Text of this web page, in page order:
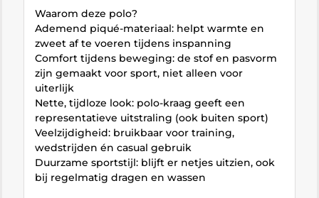
Waarom deze polo?
Ademend piqué-materiaal: helpt warmte en
zweet af te voeren tijdens inspanning
Comfort tijdens beweging: de stof en pasvorm
zijn gemaakt voor sport, niet alleen voor
uiterlijk
Nette, tijdloze look: polo-kraag geeft een
representatieve uitstraling (ook buiten sport)
Veelzijdigheid: bruikbaar voor training,
wedstrijden én casual gebruik
Duurzame sportstijl: blijft er netjes uitzien, ook
bij regelmatig dragen en wassen